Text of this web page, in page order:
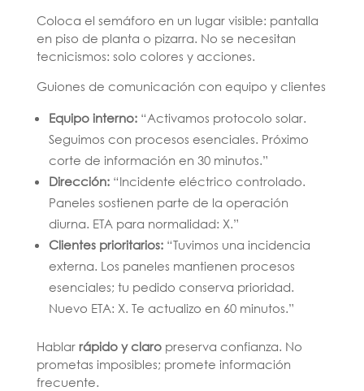
Coloca el semáforo en un lugar visible: pantalla
en piso de planta o pizarra. No se necesitan
tecnicismos: solo colores y acciones.
Guiones de comunicación con equipo y clientes
Equipo interno:“Activamos protocolo solar.
Seguimos con procesos esenciales. Próximo
corte de información en 30 minutos.”
Dirección:“Incidente eléctrico controlado.
Paneles sostienen parte de la operación
diurna. ETA para normalidad: X.”
Clientes prioritarios:“Tuvimos una incidencia
externa. Los paneles mantienen procesos
esenciales; tu pedido conserva prioridad.
Nuevo ETA: X. Te actualizo en 60 minutos.”
Hablar rápido y claropreserva confianza. No
prometas imposibles; promete información
frecuente.